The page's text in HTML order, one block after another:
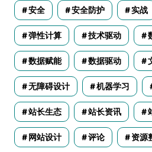
安全 安全防护 实战
弹性计算 技术驱动
数据赋能 数据驱动
无障碍设计 机器学习
站长生态 站长资讯
网站设计 评论 资源